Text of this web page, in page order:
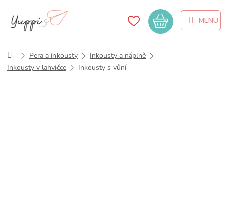
obsah
Nákupní
košík
DomůPera a inkousty
Inkousty a náplně
Inkousty v lahvičce
Inkousty s vůní